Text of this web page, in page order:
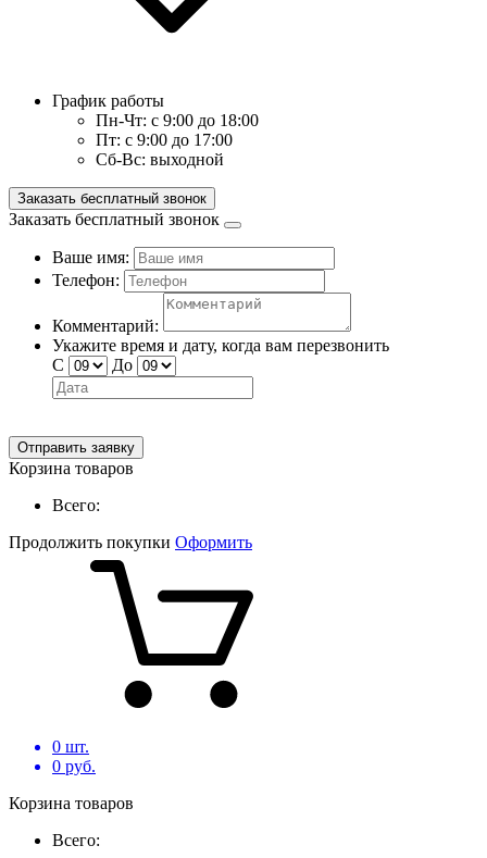
График работы
Пн-Чт: с 9:00 до 18:00
Пт: с 9:00 до 17:00
Сб-Вс: выходной
Заказать бесплатный звонок
Заказать бесплатный звонок
Ваше имя:
Телефон:
Комментарий:
Укажите время и дату, когда вам перезвонить
С
До
Отправить заявку
Корзина товаров
Всего:
Продолжить покупки Оформить
0 шт.
0 руб.
Корзина товаров
Всего: